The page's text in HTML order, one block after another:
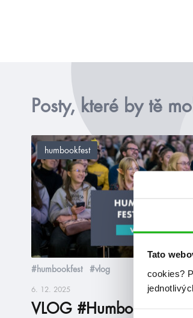
Tato
cookies?
Posty, které by tě
humbookfest
#humbookfest #vlog
6. 12. 2025
VLOG